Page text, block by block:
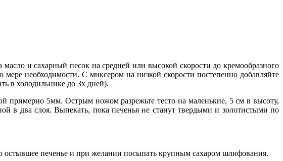
и сахарный песок на средней или высокой скорости до кремообразного
необходимости. С миксером на низкой скорости постепенно добавляйте
в холодильнике до 3х дней).
примерно 5мм. Острым ножом разрежьте тесто на маленькие, 5 см в высоту,
в два слоя. Выпекать, пока печенья не станут твердыми и золотистыми по
печенье и при желании посыпать крупным сахаром шлифования.